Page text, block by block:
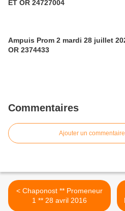
ET OR 24727004
Ampuis Prom 2 mardi 28 juillet 2026
OR 2374433
Commentaires
Ajouter un commentaire
< Chaponost ** Promeneur
1 ** 28 avril 2016